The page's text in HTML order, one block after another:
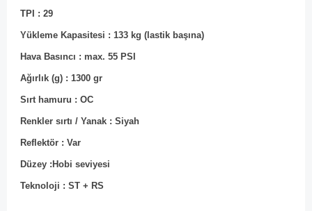
TPI : 29
Yükleme Kapasitesi : 133 kg (lastik başına)
Hava Basıncı : max. 55 PSI
Ağırlık (g) : 1300 gr
Sırt hamuru : OC
Renkler sırtı / Yanak : Siyah
Reflektör : Var
Düzey :Hobi seviyesi
Teknoloji : ST + RS